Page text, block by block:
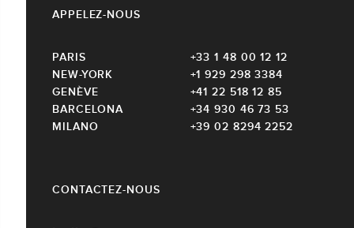
CONTACTEZ-NOUS
APPELEZ-NOUS
PARIS
+33 1 48 00 12 12
NEW-YORK
+1 929 298 3384
GENÈVE
+41 22 518 12 85
BARCELONA
+34 930 46 73 53
MILANO
+39 02 8294 2252